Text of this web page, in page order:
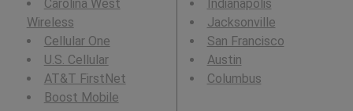
Carolina West
Wireless
Cellular One
U.S. Cellular
AT&T FirstNet
Boost Mobile
Indianapolis
Jacksonville
San Francisco
Austin
Columbus